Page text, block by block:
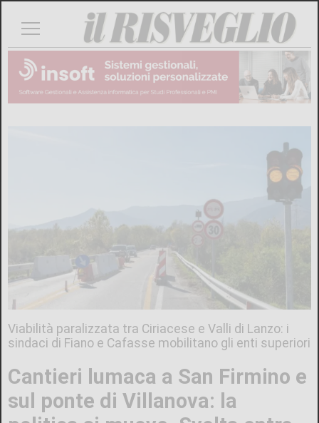
Viabilità paralizzata tra Ciriacese e Valli di Lanzo: i
sindaci di Fiano e Cafasse mobilitano gli enti superiori
Cantieri lumaca a San Firmino e
sul ponte di Villanova: la